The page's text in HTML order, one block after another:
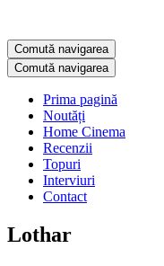
Comută navigarea
Comută navigarea
Prima pagină
Noutăți
Home Cinema
Recenzii
Topuri
Interviuri
Contact
Lothar